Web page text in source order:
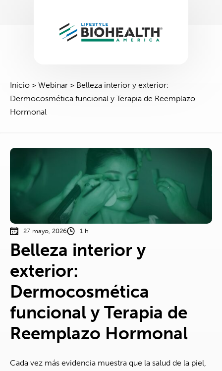
Inicio > Webinar > Belleza interior y exterior:
Dermocosmética funcional y Terapia de Reemplazo
Hormonal
27 mayo, 2026 1 h
Belleza interior y
exterior:
Dermocosmética
funcional y Terapia de
Reemplazo Hormonal
Cada vez más evidencia muestra que la salud de la piel,